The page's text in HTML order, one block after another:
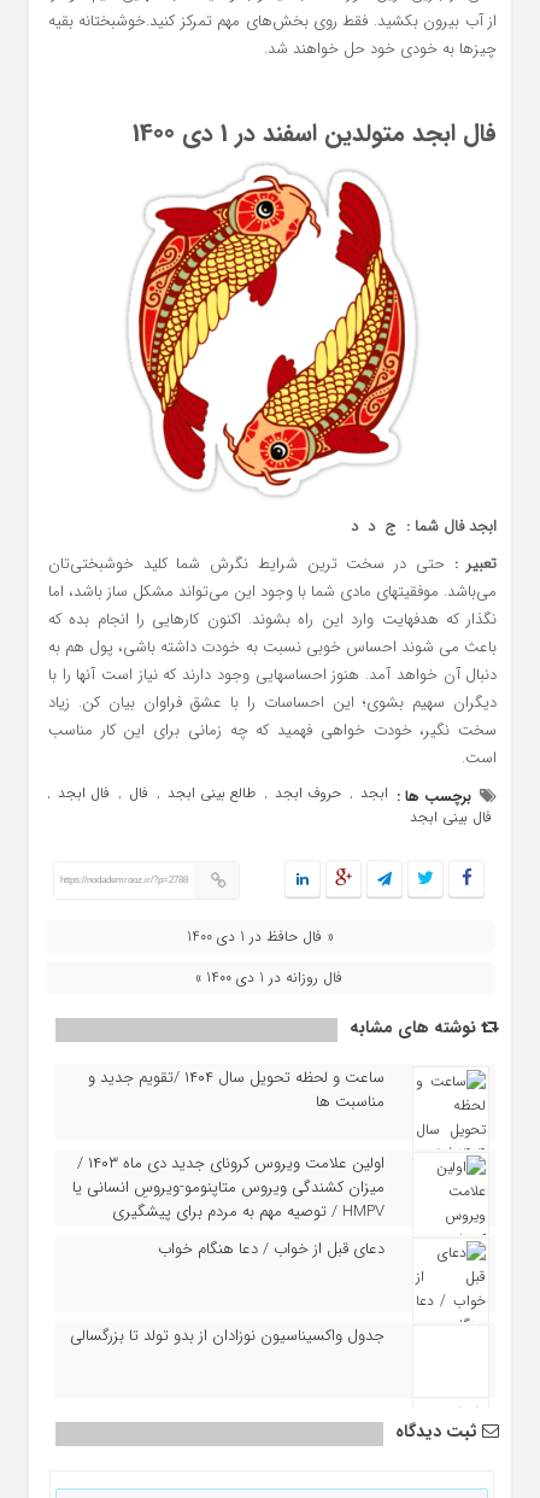
از آب بیرون بکشید. فقط روی بخش‌های مهم تمرکز کنید.خوشبختانه بقیه
چیزها به خودی خود حل خواهند شد.
فال ابجد متولدین اسفند در 1 دی 1400
ابجد فال شما : ج د د
تعبیر : حتی در سخت ترین شرایط نگرش شما کلید خوشبختی‌تان
می‌باشد. موفقیتهای مادی شما با وجود این می‌تواند مشکل ساز باشد، اما
نگذار که هدفهایت وارد این راه بشوند. اکنون کارهایی را انجام بده که
باعث می شوند احساس خوبی نسبت به خودت داشته باشی، پول هم به
دنبال آن خواهد آمد. هنوز احساسهایی وجود دارند که نیاز است آنها را با
دیگران سهیم بشوی؛ این احساسات را با عشق فراوان بیان کن. زیاد
سخت نگیر، خودت خواهی فهمید که چه زمانی برای این کار مناسب
است.
برچسب ها : ابجد , حروف ابجد , طالع بینی ابجد , فال , فال ابجد ,
فال بینی ابجد
https://nodademrooz.ir/?p=2788
« فال حافظ در 1 دی 1400
فال روزانه در 1 دی 1400 »
نوشته های مشابه
ساعت و لحظه تحویل سال ۱۴۰۴ /تقویم جدید و
مناسبت ها
اولین علامت ویروس کرونای جدید دی ماه ۱۴۰۳ /
میزان کشندگی ویروس متاپنومو-ویروسِ انسانی یا
HMPV / توصیه مهم به مردم برای پیشگیری
دعای قبل از خواب / دعا هنگام خواب
جدول واکسیناسیون نوزادان از بدو تولد تا بزرگسالی
ثبت دیدگاه